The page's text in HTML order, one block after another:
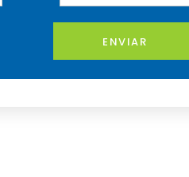
ENVIAR